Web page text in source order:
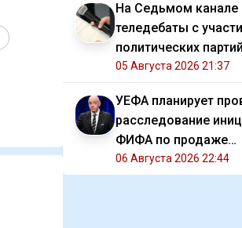
На Седьмом канале
теледебаты с
политических партий
05 Августа 2026 21:37
УЕФА планирует
расследование
ФИФА по продаже
коммерческих прав
06 Августа 2026 22:44